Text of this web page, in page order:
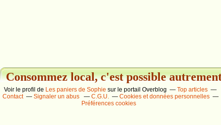
Consommez local, c'est possible
Voir le profil de Les paniers de Sophie sur le portail Overblog
Top articles
Contact
Signaler un abus C.G.U.
Cookies et données personnelles
Préférences cookies